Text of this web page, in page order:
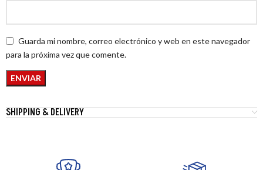
Guarda mi nombre, correo electrónico y web en este navegador
para la próxima vez que comente.
SHIPPING & DELIVERY